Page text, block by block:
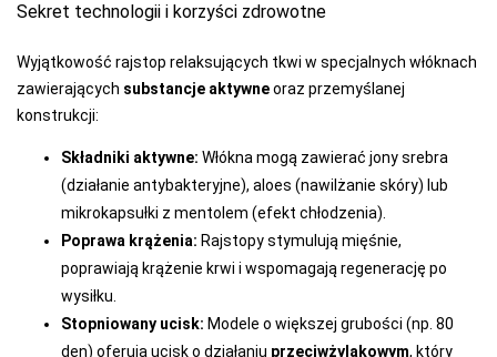
Sekret technologii i korzyści zdrowotne
Wyjątkowość rajstop relaksujących tkwi w specjalnych włóknach
zawierających substancje aktywneoraz przemyślanej
konstrukcji:
Składniki aktywne: Włókna mogą zawierać jony srebra
(działanie antybakteryjne), aloes (nawilżanie skóry) lub
mikrokapsułki z mentolem (efekt chłodzenia).
Poprawa krążenia: Rajstopy stymulują mięśnie,
poprawiają krążenie krwi i wspomagają regenerację po
wysiłku.
Stopniowany ucisk: Modele o większej grubości (np. 80
den) oferują ucisk o działaniu przeciwżylakowym, który